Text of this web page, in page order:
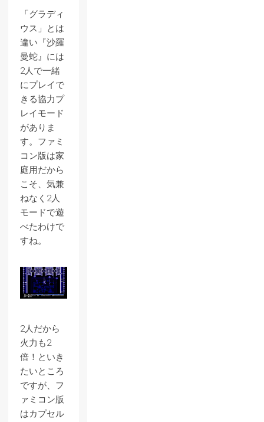
「グラディ
ウス」とは
違い『沙羅
曼蛇』には
2人で一緒
にプレイで
きる協力プ
レイモード
がありま
す。ファミ
コン版は家
庭用だから
こそ、気兼
ねなく2人
モードで遊
べたわけで
すね。
2人だから
火力も2
倍！といき
たいところ
ですが、フ
ァミコン版
はカプセル